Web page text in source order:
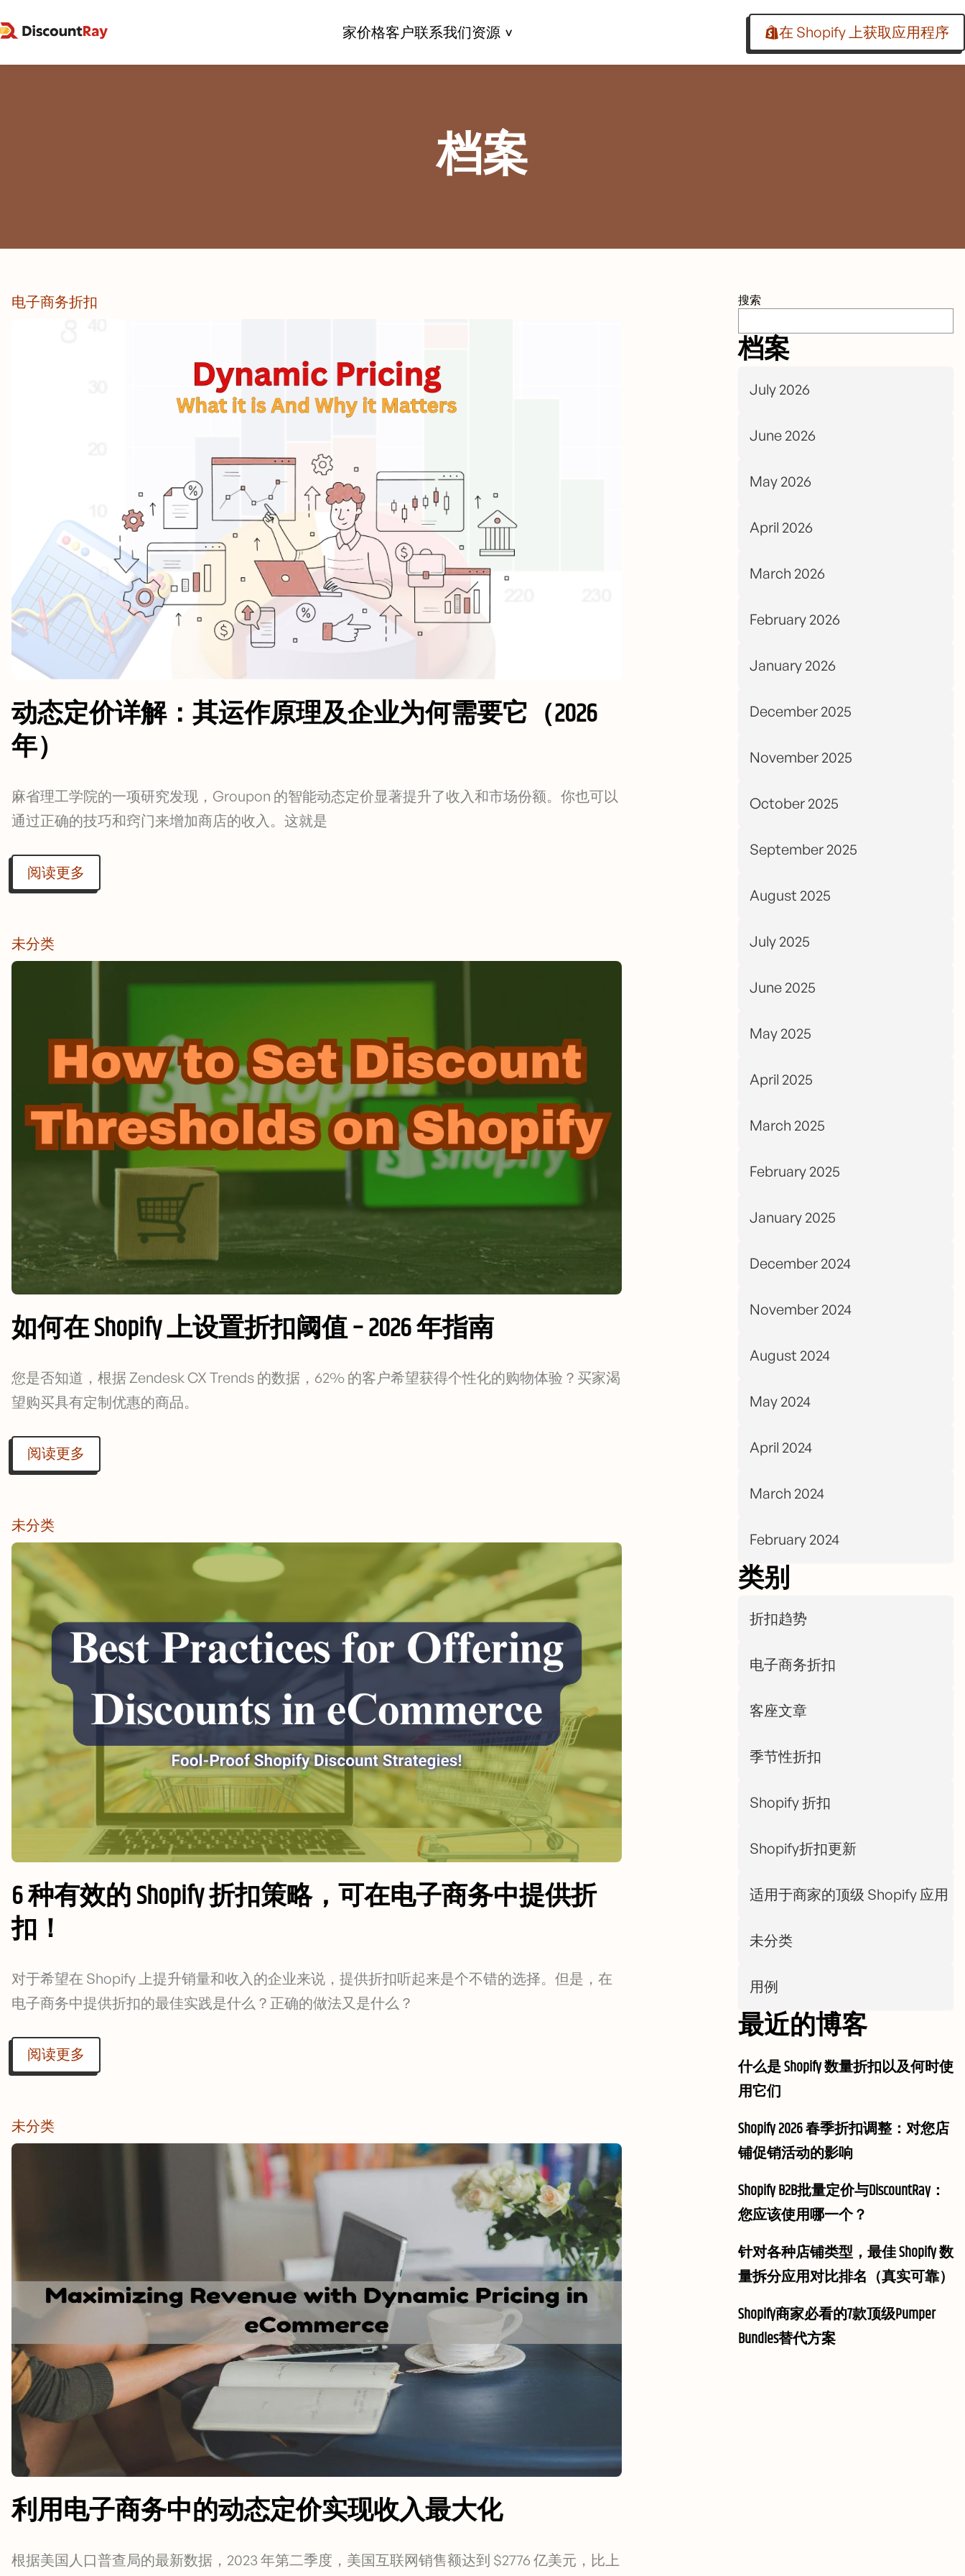
家价格客户联系我们资源 在 Shopify 上获取应用程序
档案
搜索
档案
July 2026
June 2026
May 2026
April 2026
March 2026
February 2026
January 2026
December 2025
November 2025
October 2025
September 2025
August 2025
July 2025
June 2025
May 2025
April 2025
March 2025
February 2025
January 2025
December 2024
November 2024
August 2024
May 2024
April 2024
March 2024
February 2024
类别
折扣趋势
电子商务折扣
客座文章
季节性折扣
Shopify 折扣
Shopify折扣更新
适用于商家的顶级 Shopify 应用
未分类
用例
最近的博客
什么是 Shopify 数量折扣以及何时使
用它们
Shopify 2026 春季折扣调整：对您店
铺促销活动的影响
Shopify B2B批量定价与DiscountRay：
您应该使用哪一个？
针对各种店铺类型，最佳 Shopify 数
量拆分应用对比排名（真实可靠）
Shopify商家必看的7款顶级Pumper
Bundles替代方案
电子商务折扣
动态定价详解：其运作原理及企业为何需要它（2026
年）
麻省理工学院的一项研究发现，Groupon 的智能动态定价显著提升了收入和市场份额。你也可以
通过正确的技巧和窍门来增加商店的收入。这就是
阅读更多
未分类
如何在 Shopify 上设置折扣阈值 – 2026 年指南
您是否知道，根据 Zendesk CX Trends 的数据，62% 的客户希望获得个性化的购物体验？买家渴
望购买具有定制优惠的商品。
阅读更多
未分类
6 种有效的 Shopify 折扣策略，可在电子商务中提供折
扣！
对于希望在 Shopify 上提升销量和收入的企业来说，提供折扣听起来是个不错的选择。但是，在
电子商务中提供折扣的最佳实践是什么？正确的做法又是什么？
阅读更多
未分类
利用电子商务中的动态定价实现收入最大化
根据美国人口普查局的最新数据，2023 年第二季度，美国互联网销售额达到 $2776 亿美元，比上